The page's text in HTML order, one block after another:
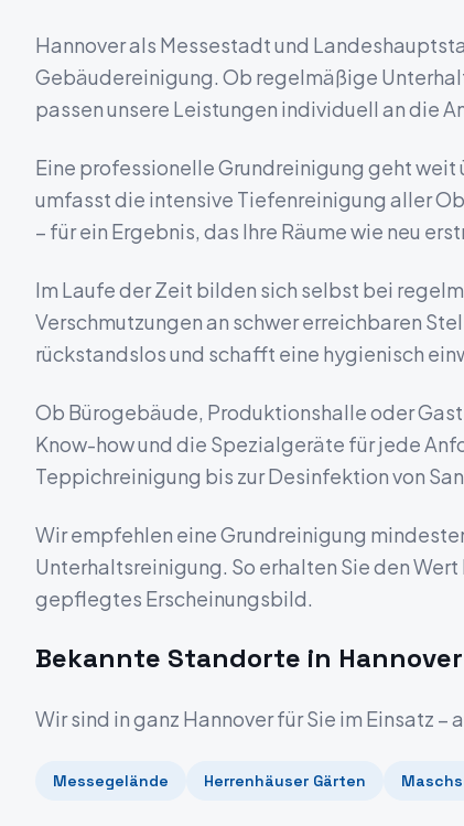
Hannover als Messestadt und
Gebäudereinigung. Ob regelmäßige
passen unsere Leistungen individuell an die
Eine professionelle Grundreinigung geht
umfasst die intensive Tiefenreinigung aller
– für ein Ergebnis, das Ihre Räume wie neu
Im Laufe der Zeit bilden sich selbst bei
Verschmutzungen an schwer erreichbaren
rückstandslos und schafft eine hygienisch
Ob Bürogebäude, Produktionshalle oder
Know-how und die Spezialgeräte für jede
Teppichreinigung bis zur Desinfektion von
Wir empfehlen eine Grundreinigung
Unterhaltsreinigung. So erhalten Sie den
gepflegtes Erscheinungsbild.
Bekannte Standorte in Hannover
Wir sind in ganz Hannoverfür Sie im Einsatz –
Messegelände Herrenhäuser Gärten